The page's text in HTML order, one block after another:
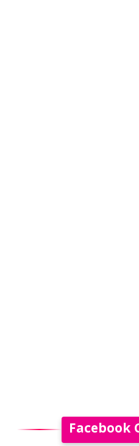
Facebook